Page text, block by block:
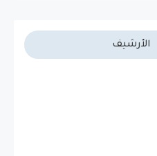
الأرشيف